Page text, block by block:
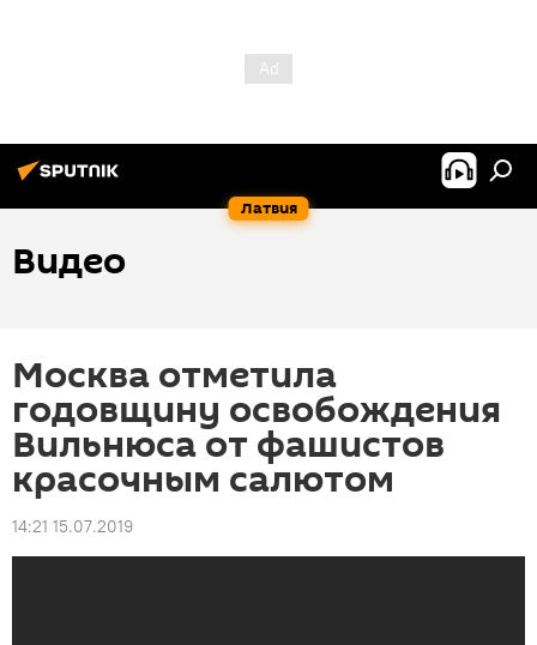
Латвия
Видео
Москва отметила
годовщину освобождения
Вильнюса от фашистов
красочным салютом
14:21 15.07.2019